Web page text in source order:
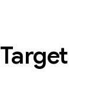
Target